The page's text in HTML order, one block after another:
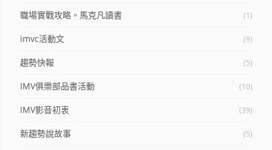
職場實戰攻略。馬克凡讀書 (1)
imvc活動文 (9)
趨勢快報 (5)
IMV俱樂部品書活動 (10)
IMV影音初衷 (39)
新趨勢說故事 (5)